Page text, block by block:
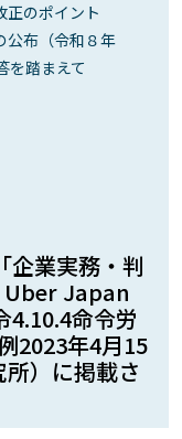
正のポイント
布（令和８年
を踏まえて
企業実務・判
Uber Japan
4.10.4命令労
2023年4月15
）に掲載さ